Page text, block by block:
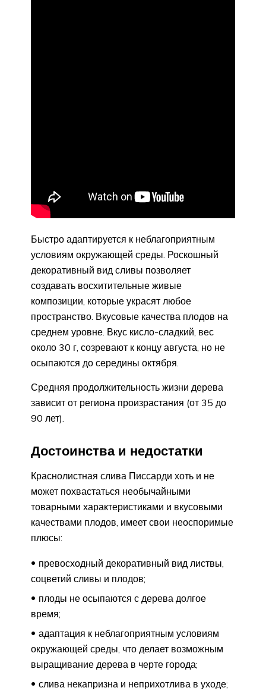
Быстро адаптируется к неблагоприятным
условиям окружающей среды. Роскошный
декоративный вид сливы позволяет
создавать восхитительные живые
композиции, которые украсят любое
пространство. Вкусовые качества плодов на
среднем уровне. Вкус кисло-сладкий, вес
около 30 г, созревают к концу августа, но не
осыпаются до середины октября.
Средняя продолжительность жизни дерева
зависит от региона произрастания (от 35 до
90 лет).
Достоинства и недостатки
Краснолистная слива Писсарди хоть и не
может похвастаться необычайными
товарными характеристиками и вкусовыми
качествами плодов, имеет свои неоспоримые
плюсы:
превосходный декоративный вид листвы,
соцветий сливы и плодов;
плоды не осыпаются с дерева долгое
время;
адаптация к неблагоприятным условиям
окружающей среды, что делает возможным
выращивание дерева в черте города;
слива некапризна и неприхотлива в уходе;